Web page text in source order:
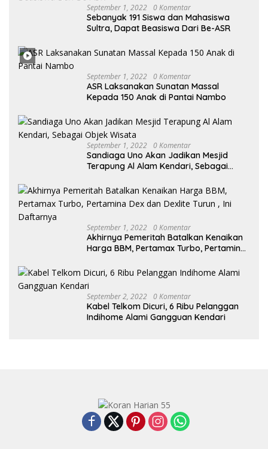
September 1, 2022 0 Komentar
Sebanyak 191 Siswa dan Mahasiswa
Sultra, Dapat Beasiswa Dari Be-ASR
September 1, 2022 0 Komentar
ASR Laksanakan Sunatan Massal
Kepada 150 Anak di Pantai Nambo
September 1, 2022 0 Komentar
Sandiaga Uno Akan Jadikan Mesjid
Terapung Al Alam Kendari, Sebagai
September 1, 2022 0 Komentar
Akhirnya Pemeritah Batalkan Kenaikan
Harga BBM, Pertamax Turbo, Pertamina
September 2, 2022 0 Komentar
Kabel Telkom Dicuri, 6 Ribu Pelanggan
Indihome Alami Gangguan Kendari